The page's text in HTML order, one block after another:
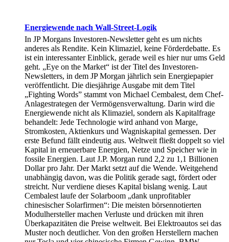
Energiewende nach Wall-Street-Logik
In JP Morgans Investoren-Newsletter geht es um nichts
anderes als Rendite. Kein Klimaziel, keine Förderdebatte. Es
ist ein interessanter Einblick, gerade weil es hier nur ums Geld
geht. „Eye on the Market“ ist der Titel des Investoren-
Newsletters, in dem JP Morgan jährlich sein Energiepapier
veröffentlicht. Die diesjährige Ausgabe mit dem Titel
„Fighting Words” stammt von Michael Cembalest, dem Chef-
Anlagestrategen der Vermögensverwaltung. Darin wird die
Energiewende nicht als Klimaziel, sondern als Kapitalfrage
behandelt: Jede Technologie wird anhand von Marge,
Stromkosten, Aktienkurs und Wagniskapital gemessen. Der
erste Befund fällt eindeutig aus. Weltweit fließt doppelt so viel
Kapital in erneuerbare Energien, Netze und Speicher wie in
fossile Energien. Laut J.P. Morgan rund 2,2 zu 1,1 Billionen
Dollar pro Jahr. Der Markt setzt auf die Wende. Weitgehend
unabhängig davon, was die Politik gerade sagt, fördert oder
streicht. Nur verdiene dieses Kapital bislang wenig. Laut
Cembalest laufe der Solarboom „dank unprofitabler
chinesischer Solarfirmen“: Die meisten börsennotierten
Modulhersteller machen Verluste und drücken mit ihren
Überkapazitäten die Preise weltweit. Bei Elektroautos sei das
Muster noch deutlicher. Von den großen Herstellern machen